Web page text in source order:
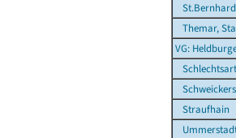
St.Bernhard
Themar,
VG:
Schlechtsart
Straufhain